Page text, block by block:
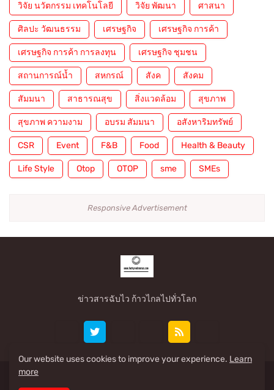
วิจัย นวัตกรรม เทคโนโลยี วิจัย พัฒนา ศาสนา
ศิลปะ วัฒนธรรม เศรษฐกิจ เศรษฐกิจ การค้า
เศรษฐกิจ การค้า การลงทุน เศรษฐกิจ ชุมชน
สถานการณ์น้ำ สหกรณ์ สังค สังคม
สัมมนา สาธารณสุข สิ่งแวดล้อม สุขภาพ
สุขภาพ ความงาม อบรม สัมมนา อสังหาริมทรัพย์
CSR Event F&B Food Health & Beauty
Life Style Otop OTOP sme SMEs
Responsive Advertisement
ข่าวสารฉับไว ก้าวไกลไปทั่วโลก
Our website uses cookies to improve your experience. Learn
more